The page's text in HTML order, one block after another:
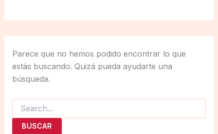
Parece que no hemos podido encontrar lo que
estás buscando. Quizá pueda ayudarte una
búsqueda.
Buscar
por: